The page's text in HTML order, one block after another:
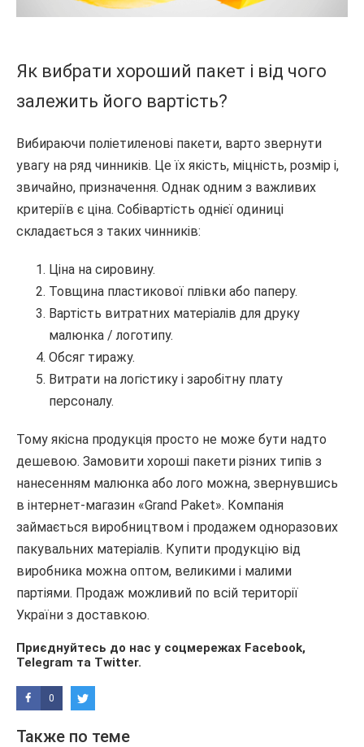
Як вибрати хороший пакет і від чого
залежить його вартість?
Вибираючи поліетиленові пакети, варто звернути
увагу на ряд чинників. Це їх якість, міцність, розмір і,
звичайно, призначення. Однак одним з важливих
критеріїв є ціна. Собівартість однієї одиниці
складається з таких чинників:
Ціна на сировину.
Товщина пластикової плівки або паперу.
Вартість витратних матеріалів для друку
малюнка / логотипу.
Обсяг тиражу.
Витрати на логістику і заробітну плату
персоналу.
Тому якісна продукція просто не може бути надто
дешевою. Замовити хороші пакети різних типів з
нанесенням малюнка або лого можна, звернувшись
в інтернет-магазин «Grand Paket». Компанія
займається виробництвом і продажем одноразових
пакувальних матеріалів. Купити продукцію від
виробника можна оптом, великими і малими
партіями. Продаж можливий по всій території
України з доставкою.
Приєднуйтесь до нас у соцмережах Facebook,
Telegram та Twitter.
0
Также по теме